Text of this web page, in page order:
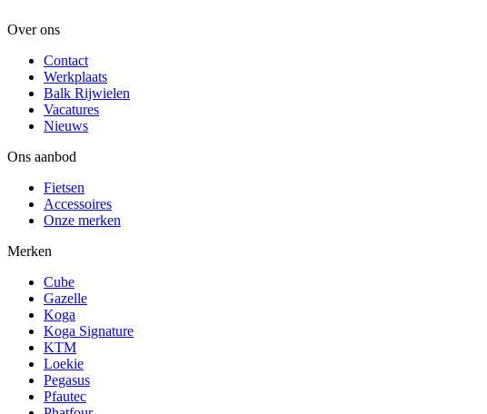
Over ons
Contact
Werkplaats
Balk Rijwielen
Vacatures
Nieuws
Ons aanbod
Fietsen
Accessoires
Onze merken
Merken
Cube
Gazelle
Koga
Koga Signature
KTM
Loekie
Pegasus
Pfautec